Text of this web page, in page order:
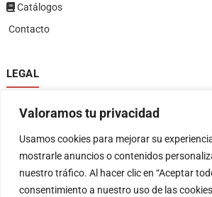
Valoramos tu privacidad
Usamos cookies para mejorar su
mostrarle anuncios o contenidos
nuestro tráfico. Al hacer clic en “Aceptar
consentimiento a nuestro uso de las
Catálogos
Contacto
LEGAL
Política de privacidad
Política de devoluciones y reembolsos
Términos y condiciones